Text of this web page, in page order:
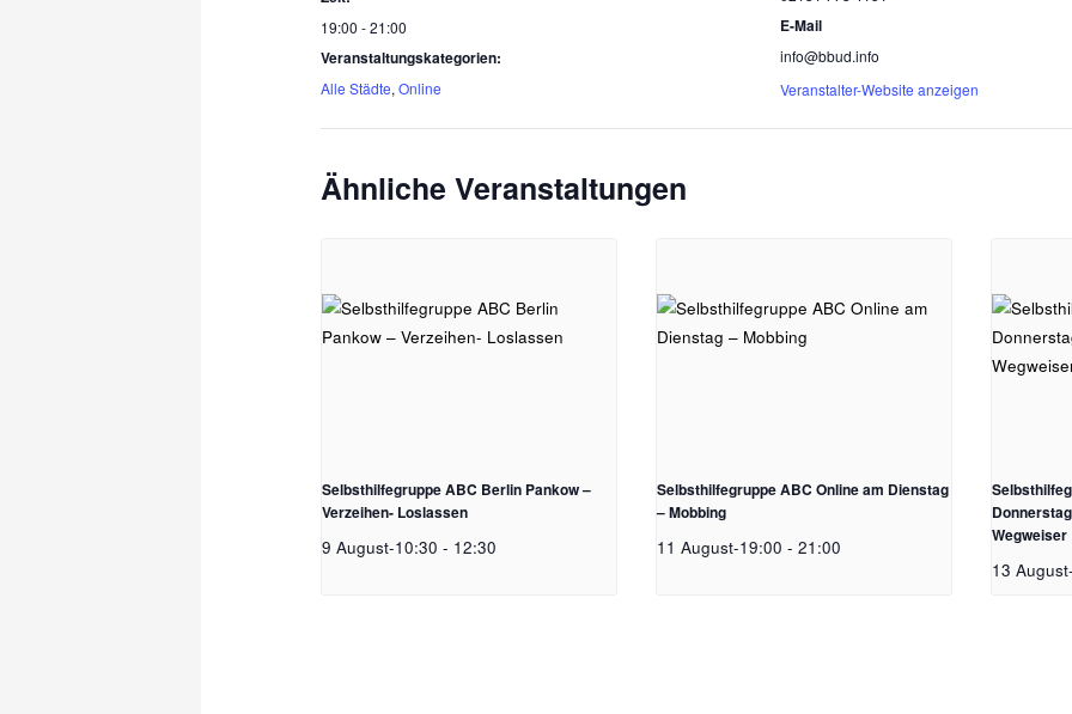
19:00 - 21:00
Veranstaltungskategorien:
Alle Städte,Online
E-Mail
info@bbud.info
Veranstalter-Website anzeigen
Ähnliche Veranstaltungen
Selbsthilfegruppe ABC Berlin Pankow –
Verzeihen- Loslassen
9 August-10:30 - 12:30
Selbsthilfegruppe ABC Online am Dienstag
– Mobbing
11 August-19:00 - 21:00
Wegweiser
13